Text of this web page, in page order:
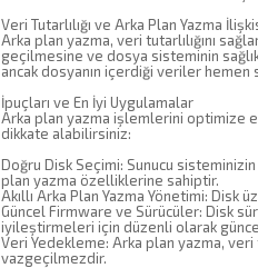
Veri Tutarlılığı ve Arka Plan Yazma
Arka plan yazma, veri tutarlılığını
geçilmesine ve dosya sisteminin
ancak dosyanın içerdiği veriler
İpuçları ve En İyi Uygulamalar
Arka plan yazma işlemlerini optimize
dikkate alabilirsiniz:
Doğru Disk Seçimi: Sunucu
plan yazma özelliklerine sahiptir.
Akıllı Arka Plan Yazma Yönetimi:
Güncel Firmware ve Sürücüler: Disk
iyileştirmeleri için düzenli olarak
Veri Yedekleme: Arka plan yazma, veri
vazgeçilmezdir.